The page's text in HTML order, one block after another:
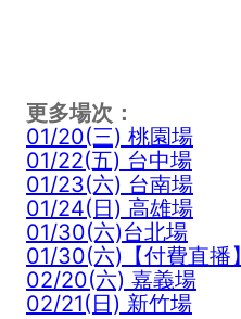
更多場次：
01/20(三) 桃園場
01/22(五) 台中場
01/23(六) 台南場
01/24(日) 高雄場
01/30(六)台北場
01/30(六)【付費直播】
02/20(六) 嘉義場
02/21(日) 新竹場